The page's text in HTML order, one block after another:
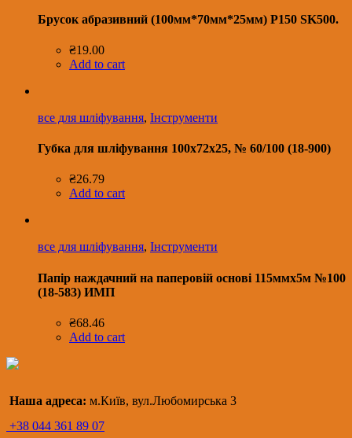
Брусок абразивний (100мм*70мм*25мм) Р150 SK500.
₴19.00
Add to cart
все для шліфування, Інструменти
Губка для шліфування 100х72х25, № 60/100 (18-900)
₴26.79
Add to cart
все для шліфування, Інструменти
Папір наждачний на паперовій основі 115ммх5м №100
(18-583) ИМП
₴68.46
Add to cart
Наша адреса: м.Київ, вул.Любомирська 3
+38 044 361 89 07